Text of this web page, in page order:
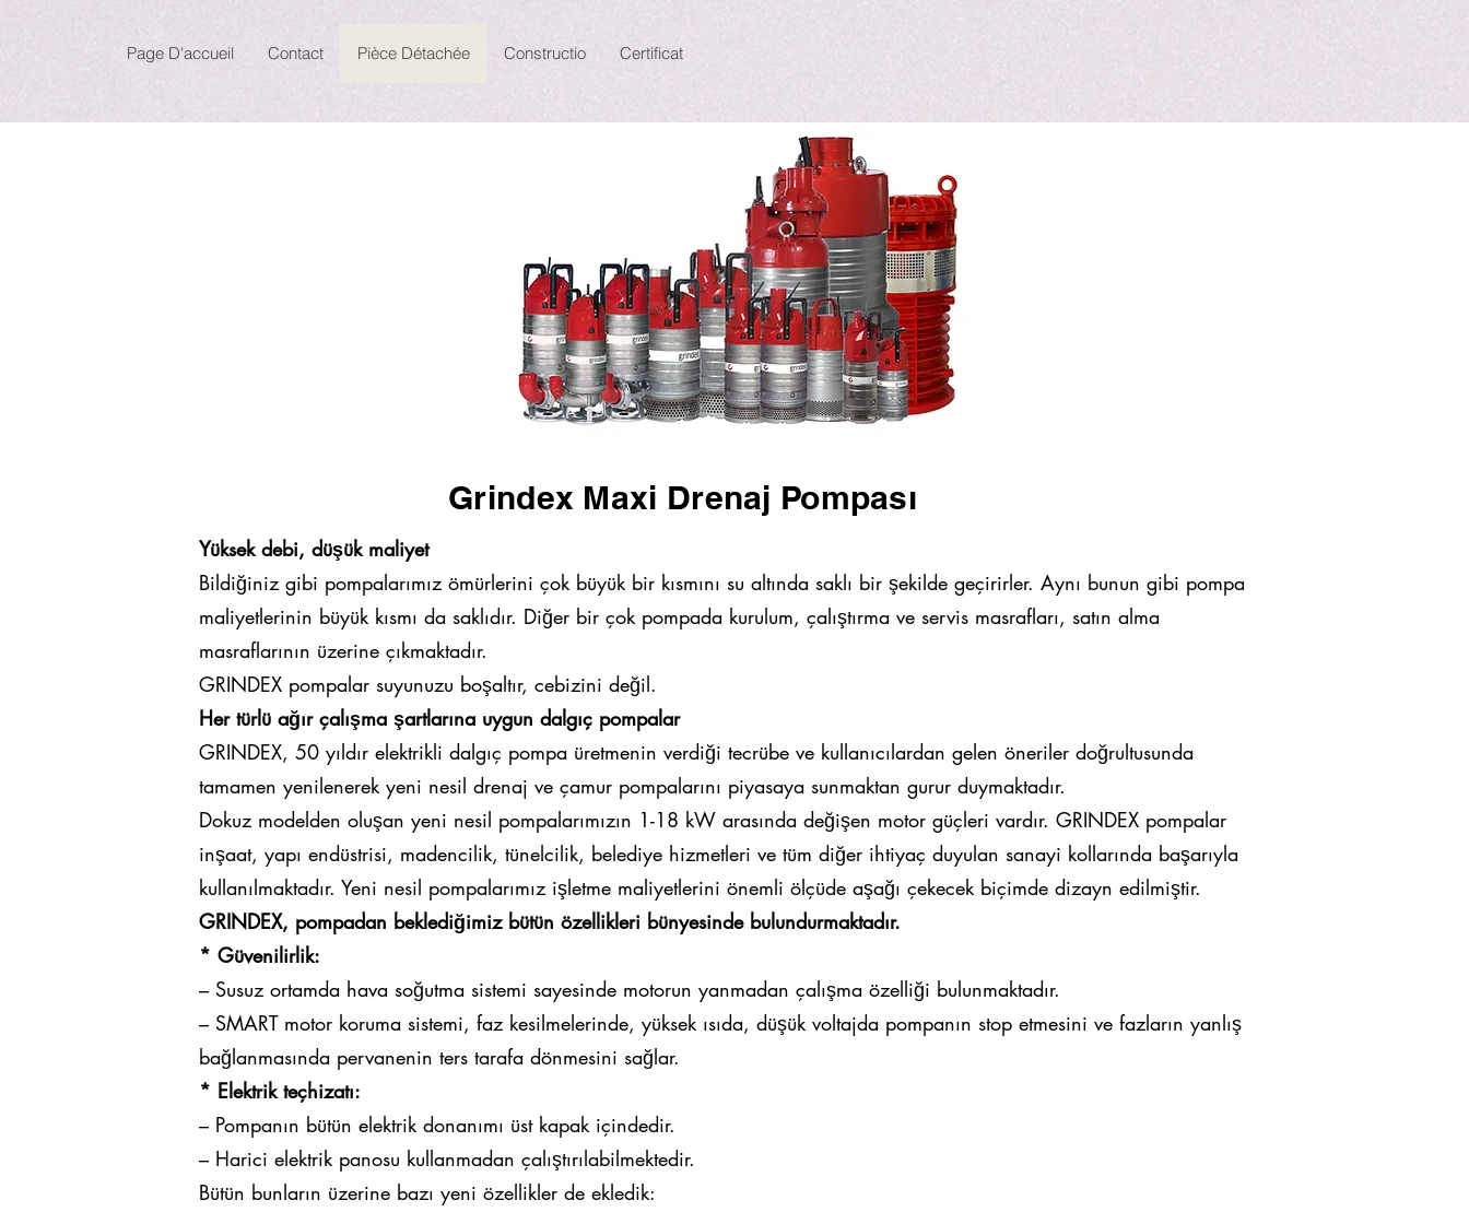
Page D'accueil Contact Pièce Détachée Constructio Certificat
Grindex Maxi Drenaj Pompası
Yüksek debi, düşük maliyet
Bildiğiniz gibi pompalarımız ömürlerini çok büyük bir kısmını su altında saklı bir şekilde geçirirler. Aynı bunun gibi pompa
maliyetlerinin büyük kısmı da saklıdır. Diğer bir çok pompada kurulum, çalıştırma ve servis masrafları, satın alma
masraflarının üzerine çıkmaktadır.
GRINDEX pompalar suyunuzu boşaltır, cebizini değil.
Her türlü ağır çalışma şartlarına uygun dalgıç pompalar
GRINDEX, 50 yıldır elektrikli dalgıç pompa üretmenin verdiği tecrübe ve kullanıcılardan gelen öneriler doğrultusunda
tamamen yenilenerek yeni nesil drenaj ve çamur pompalarını piyasaya sunmaktan gurur duymaktadır.
Dokuz modelden oluşan yeni nesil pompalarımızın 1-18 kW arasında değişen motor güçleri vardır. GRINDEX pompalar
inşaat, yapı endüstrisi, madencilik, tünelcilik, belediye hizmetleri ve tüm diğer ihtiyaç duyulan sanayi kollarında başarıyla
kullanılmaktadır. Yeni nesil pompalarımız işletme maliyetlerini önemli ölçüde aşağı çekecek biçimde dizayn edilmiştir.
GRINDEX, pompadan beklediğimiz bütün özellikleri bünyesinde bulundurmaktadır.
* Güvenilirlik:
– Susuz ortamda hava soğutma sistemi sayesinde motorun yanmadan çalışma özelliği bulunmaktadır.
– SMART motor koruma sistemi, faz kesilmelerinde, yüksek ısıda, düşük voltajda pompanın stop etmesini ve fazların yanlış
bağlanmasında pervanenin ters tarafa dönmesini sağlar.
* Elektrik teçhizatı:
– Pompanın bütün elektrik donanımı üst kapak içindedir.
– Harici elektrik panosu kullanmadan çalıştırılabilmektedir.
Bütün bunların üzerine bazı yeni özellikler de ekledik: